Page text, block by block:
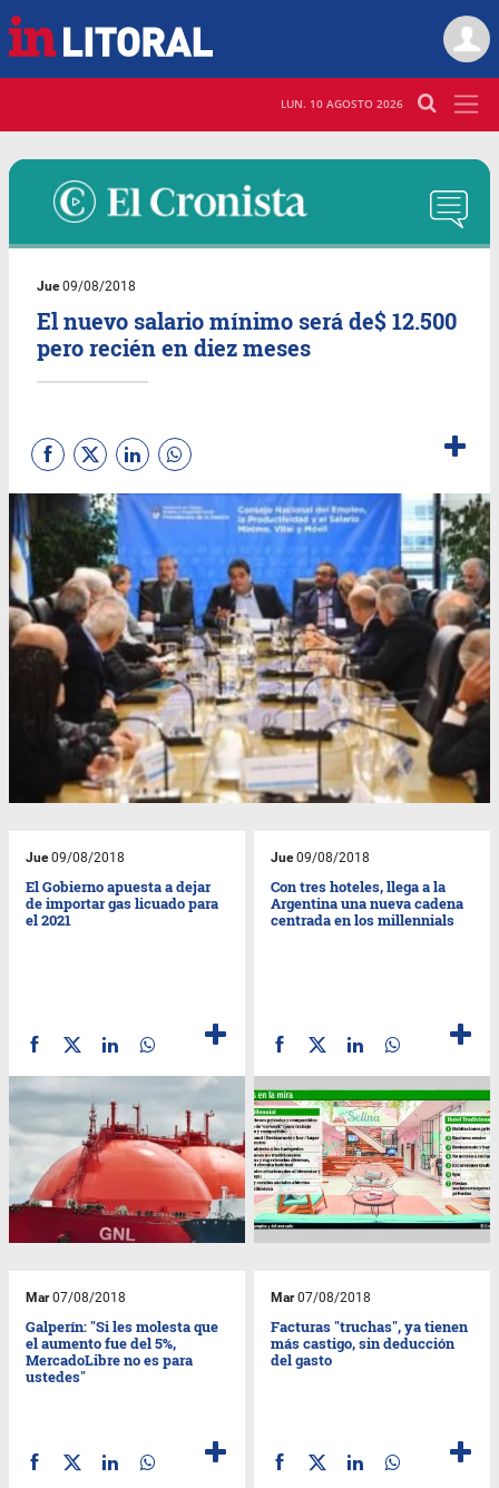
LUN. 10 AGOSTO 2026
Jue09/08/2018
El nuevo salario mínimo será de$ 12.500
pero recién en diez meses
Jue09/08/2018
El Gobierno apuesta a dejar
de importar gas licuado para
el 2021
Jue09/08/2018
Con tres hoteles, llega a la
Argentina una nueva cadena
centrada en los millennials
Mar07/08/2018
Galperín: "Si les molesta que
el aumento fue del 5%,
MercadoLibre no es para
ustedes"
Mar07/08/2018
Facturas "truchas", ya tienen
más castigo, sin deducción
del gasto